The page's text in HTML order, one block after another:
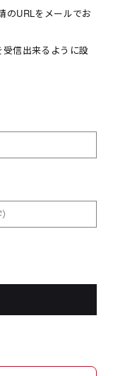
のURLをメールでお
信出来るように設